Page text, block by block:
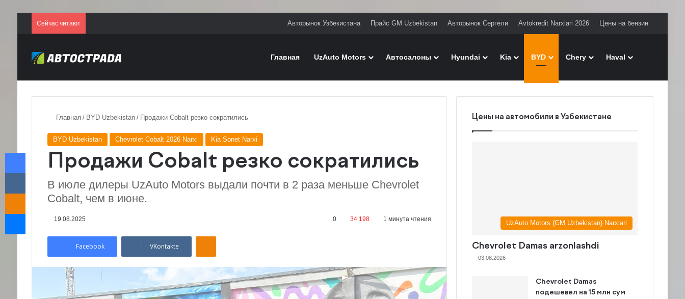
Сейчас читают Авторынок Узбекистана Прайс GM Uzbekistan Авторынок Сергели Avtokredit Narxlari 2026 Цены на бензин
Главная UzAuto Motors Автосалоны Hyundai Kia BYD Chery Haval
Главная / BYD Uzbekistan / Продажи Cobalt резко сократились
BYD Uzbekistan Chevrolet Cobalt 2026 Narxi Kia Sonet Narxi
Продажи Cobalt резко сократились
В июле дилеры UzAuto Motors выдали почти в 2 раза меньше Chevrolet
Cobalt, чем в июне.
19.08.2025 0 34 198 1 минута чтения
Facebook VKontakte
Odnoklassniki
Цены на автомобили в Узбекистане
UzAuto Motors (GM Uzbekistan) Narxlari
Chevrolet Damas arzonlashdi
03.08.2026
Chevrolet Damas
подешевел на 15 млн сум
Facebook
Odnoklassniki